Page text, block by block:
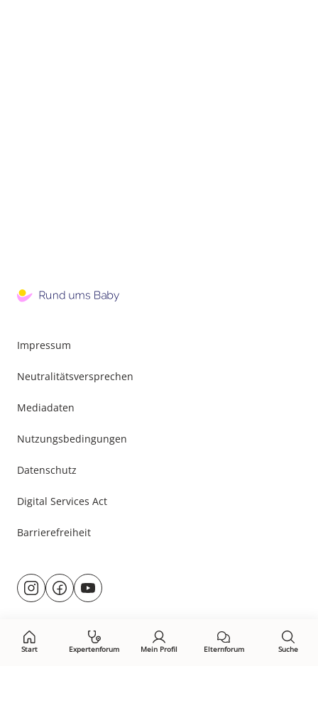
Start Expertenforum Mein Profil Elternforum Suche
Impressum
Neutralitätsversprechen
Mediadaten
Nutzungsbedingungen
Datenschutz
Digital Services Act
Barrierefreiheit
Besuche
uns@rund.ums.baby
facebook.com/rundumsbaby.de
youtube.com/@rundumsbaby_